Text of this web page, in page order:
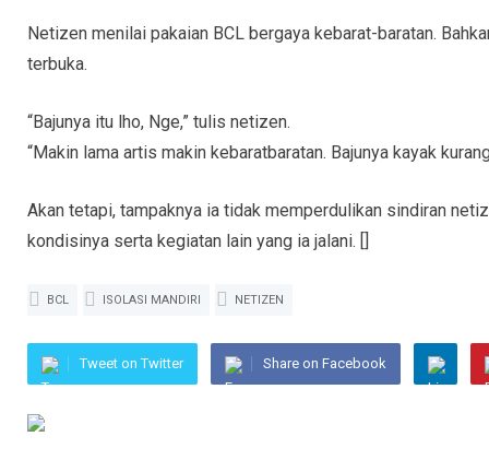
Netizen menilai pakaian BCL bergaya kebarat-baratan.
terbuka.
“Bajunya itu lho, Nge,” tulis netizen.
“Makin lama artis makin kebaratbaratan. Bajunya kayak
Akan tetapi, tampaknya ia tidak memperdulikan sindiran
kondisinya serta kegiatan lain yang ia jalani. []
BCL ISOLASI MANDIRI NETIZEN
Tweet on Twitter Share on Facebook